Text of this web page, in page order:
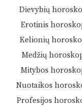
Dievybių
Erotinis
Kelionių
Medžių
Mitybos
Nuotaikos
Profesijos